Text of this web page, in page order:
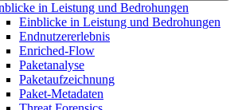
in Leistung und Bedrohungen
Einblicke in Leistung und Bedrohungen
Endnutzererlebnis
Enriched-Flow
Paketanalyse
Paketaufzeichnung
Paket-Metadaten